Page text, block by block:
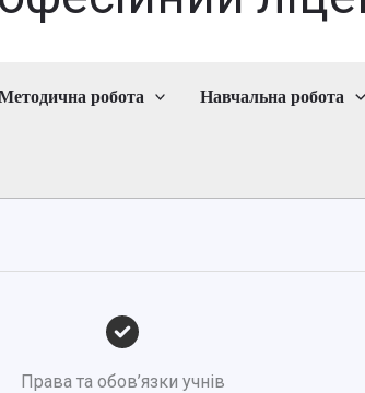
робота Навчальна робота
Права та обов’язки учнів